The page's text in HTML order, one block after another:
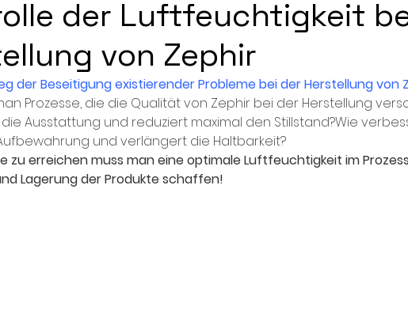
der Luftfeuchtigkeit
von Zephir
der Beseitigung existierender Probleme bei der Herstellung von
Prozesse, die die Qualität von Zephir bei der Herstellung
Ausstattung und reduziert maximal den Stillstand?Wie
und verlängert die Haltbarkeit?
zu erreichen muss man eine optimale Luftfeuchtigkeit im
Lagerung der Produkte schaffen!